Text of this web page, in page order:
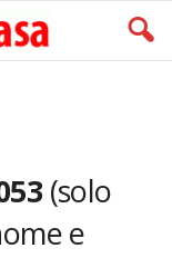
(solo
e